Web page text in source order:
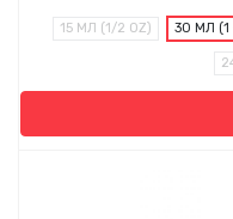
15 МЛ (1/2 OZ) 30 МЛ (1